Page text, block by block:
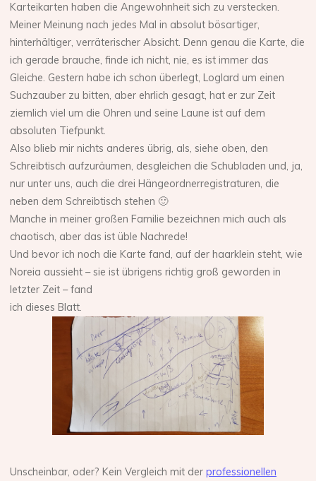
Karteikarten haben die Angewohnheit sich zu verstecken.
Meiner Meinung nach jedes Mal in absolut bösartiger,
hinterhältiger, verräterischer Absicht. Denn genau die Karte, die
ich gerade brauche, finde ich nicht, nie, es ist immer das
Gleiche. Gestern habe ich schon überlegt, Loglard um einen
Suchzauber zu bitten, aber ehrlich gesagt, hat er zur Zeit
ziemlich viel um die Ohren und seine Laune ist auf dem
absoluten Tiefpunkt.
Also blieb mir nichts anderes übrig, als, siehe oben, den
Schreibtisch aufzuräumen, desgleichen die Schubladen und, ja,
nur unter uns, auch die drei Hängeordnerregistraturen, die
neben dem Schreibtisch stehen 🙂
Manche in meiner großen Familie bezeichnen mich auch als
chaotisch, aber das ist üble Nachrede!
Und bevor ich noch die Karte fand, auf der haarklein steht, wie
Noreia aussieht – sie ist übrigens richtig groß geworden in
letzter Zeit – fand
ich dieses Blatt.
Unscheinbar, oder? Kein Vergleich mit derprofessionellen